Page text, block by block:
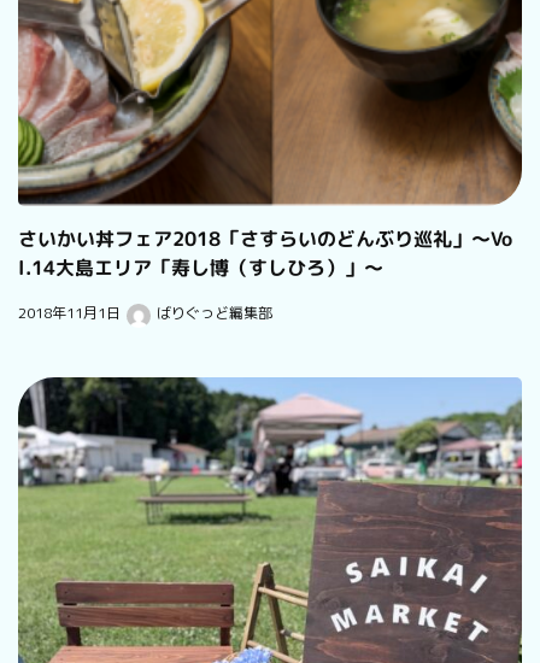
さいかい丼フェア2018「さすらいのどんぶり巡礼」～Vo
l.14大島エリア「寿し博（すしひろ）」～
2018年11月1日 ばりぐっど編集部